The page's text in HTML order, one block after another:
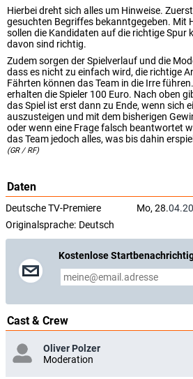
Hierbei dreht sich alles um Hinweise.
gesuchten Begriffes bekanntgegeben. Mit
sollen die Kandidaten auf die richtige Spur
davon sind richtig.
Zudem sorgen der Spielverlauf und die
dass es nicht zu einfach wird, die richtige
Fährten können das Team in die Irre
erhalten die Spieler 100 Euro. Nach oben
das Spiel ist erst dann zu Ende, wenn sich
auszusteigen und mit dem bisherigen
oder wenn eine Frage falsch beantwortet
das Team jedoch alles, was bis dahin
(GR / RF)
Daten
Deutsche TV-Premiere Mo, 28.
Originalsprache: Deutsch
Kostenlose
Cast & Crew
Oliver Polzer
Moderation